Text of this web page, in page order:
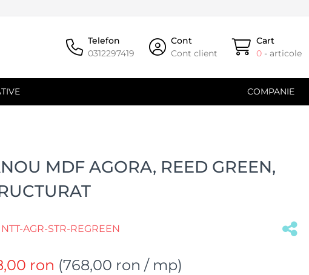
Telefon
0312297419
Cont
Cont client
Cart
0 - articole
COMPANIE
MDF AGORA, REED GREEN,
NTT-AGR-STR-REGREEN
ron (768,00 ron / mp)